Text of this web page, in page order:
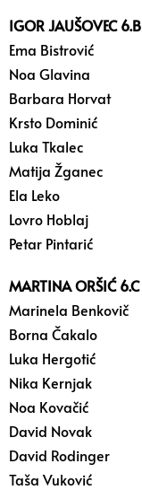
IGOR JAUŠOVEC 6.B
Ema Bistrović
Noa Glavina
Barbara Horvat
Krsto Dominić
Luka Tkalec
Matija Žganec
Ela Leko
Lovro Hoblaj
Petar Pintarić
MARTINA ORŠIĆ 6.C
Marinela Benkovič
Borna Čakalo
Luka Hergotić
Nika Kernjak
Noa Kovačić
David Novak
David Rodinger
Taša Vuković